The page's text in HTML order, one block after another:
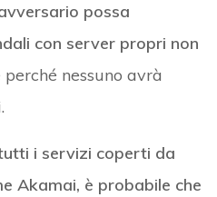
possa
con server propri non
nessuno avrà
i servizi coperti da
Akamai, è probabile che